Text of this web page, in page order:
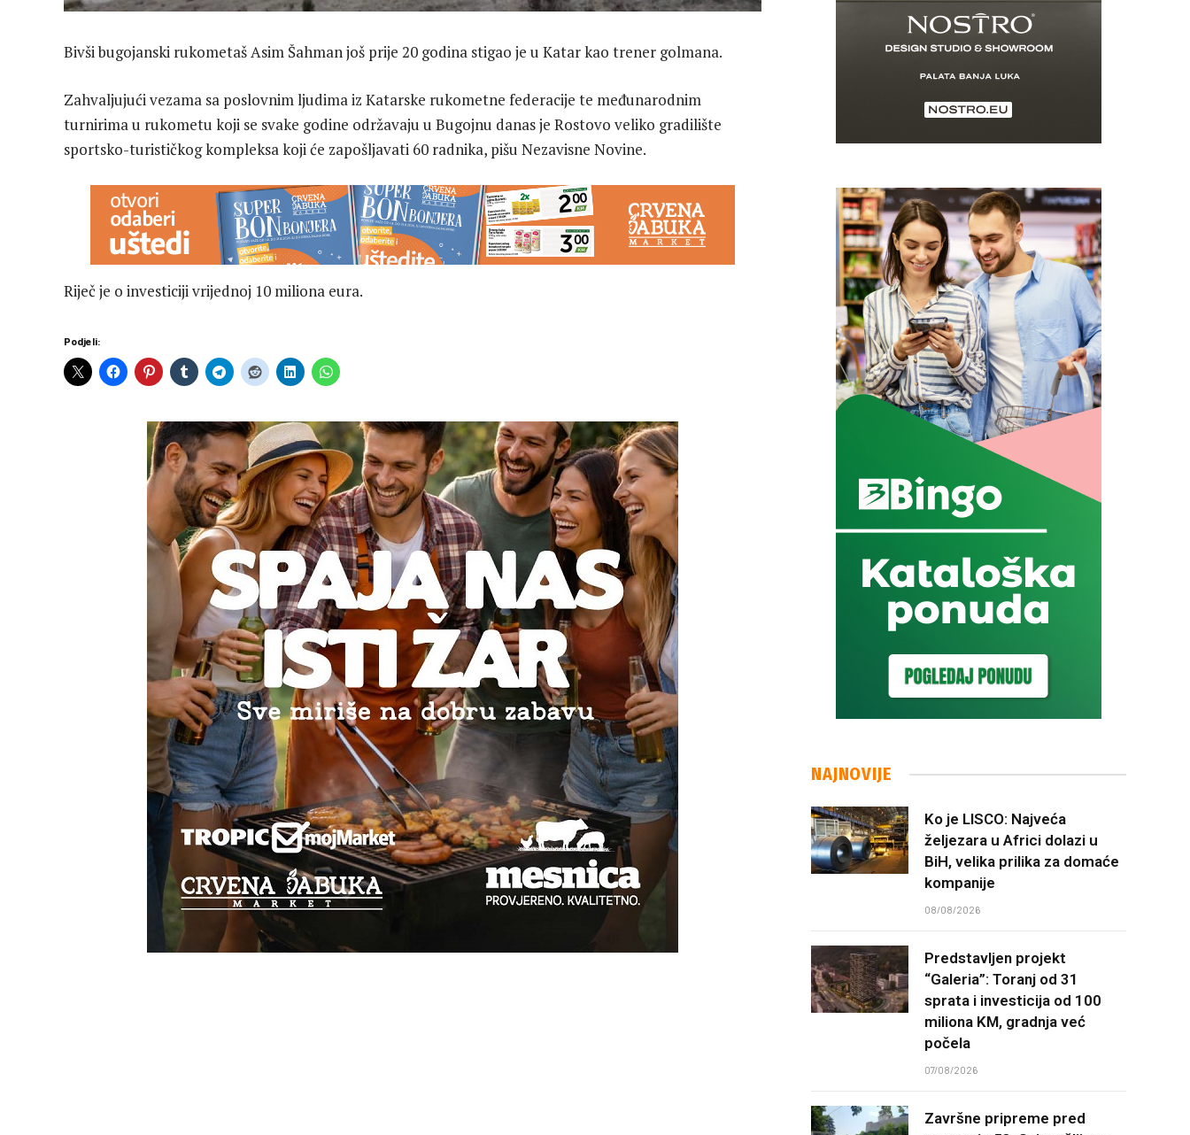
Bivši bugojanski rukometaš Asim Šahman još prije 20 godina stigao je u Katar kao trener golmana.
Zahvaljujući vezama sa poslovnim ljudima iz Katarske rukometne federacije te međunarodnim
turnirima u rukometu koji se svake godine održavaju u Bugojnu danas je Rostovo veliko gradilište
sportsko-turističkog kompleksa koji će zapošljavati 60 radnika, pišu Nezavisne Novine.
Riječ je o investiciji vrijednoj 10 miliona eura.
Podjeli:
NAJNOVIJE
Ko je LISCO: Najveća
željezara u Africi dolazi u
BiH, velika prilika za domaće
kompanije
08/08/2026
Predstavljen projekt
“Galeria”: Toranj od 31
sprata i investicija od 100
miliona KM, gradnja već
počela
07/08/2026
Završne pripreme pred